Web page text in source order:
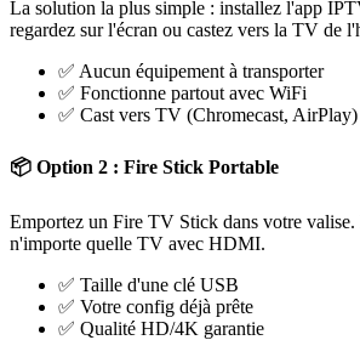
La solution la plus simple : installez l'app
regardez sur l'écran ou castez vers la TV de
✅ Aucun équipement à transporter
✅ Fonctionne partout avec WiFi
✅ Cast vers TV (Chromecast, AirPlay)
📦 Option 2 : Fire Stick Portable
Emportez un Fire TV Stick dans votre valise.
n'importe quelle TV avec HDMI.
✅ Taille d'une clé USB
✅ Votre config déjà prête
✅ Qualité HD/4K garantie